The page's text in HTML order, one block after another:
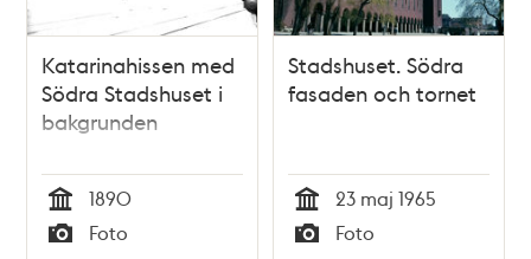
Katarinahissen med
Södra Stadshuset i
bakgrunden
Tid
1890
Foto
Stadshuset. Södra
fasaden och tornet
Tid
23 maj 1965
Foto